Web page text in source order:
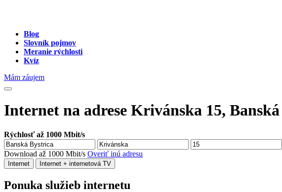
Blog
Slovník pojmov
Meranie rýchlosti
Kvíz
Mám záujem
Internet na adrese Krivánska 15,
Rýchlosť až 1000 Mbit/s
Download až 1000 Mbit/s Overiť inú adresu
Internet Internet + internetová TV
Ponuka služieb internetu